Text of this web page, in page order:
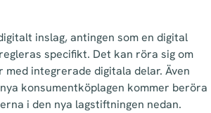
inslag, antingen som en digital
specifikt. Det kan röra sig om
integrerade digitala delar. Även
konsumentköplagen kommer beröra
i den nya lagstiftningen nedan.